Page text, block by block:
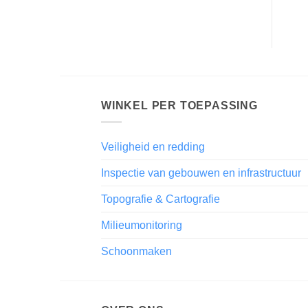
WINKEL PER TOEPASSING
Veiligheid en redding
Inspectie van gebouwen en infrastructuur
Topografie & Cartografie
Milieumonitoring
Schoonmaken